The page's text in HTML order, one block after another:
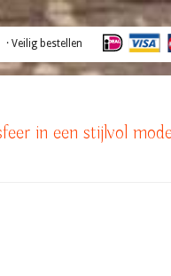
· Veilig bestellen
in een stijlvol